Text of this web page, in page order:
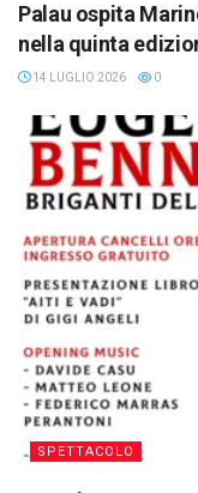
Palau ospita
nella quinta
14 LUGLIO 2026 0
SPETTACOLO